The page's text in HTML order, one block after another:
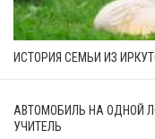
ИСТОРИЯ СЕМЬИ ИЗ
АВТОМОБИЛЬ НА ОДНОЙ
УЧИТЕЛЬ